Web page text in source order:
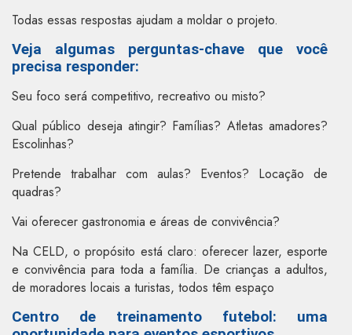
Todas essas respostas ajudam a moldar o projeto.
Veja algumas perguntas-chave que você
precisa responder:
Seu foco será competitivo, recreativo ou misto?
Qual público deseja atingir? Famílias? Atletas amadores?
Escolinhas?
Pretende trabalhar com aulas? Eventos? Locação de
quadras?
Vai oferecer gastronomia e áreas de convivência?
Na CELD, o propósito está claro: oferecer lazer, esporte
e convivência para toda a família. De crianças a adultos,
de moradores locais a turistas, todos têm espaço
Centro de treinamento futebol: uma